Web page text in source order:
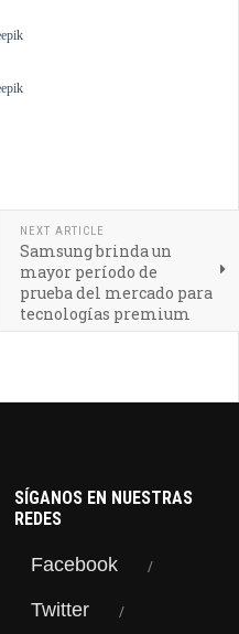
NEXT ARTICLE
Samsung brinda un
mayor período de
prueba del mercado para
tecnologías premium
SÍGANOS EN NUESTRAS
REDES
Facebook
Twitter